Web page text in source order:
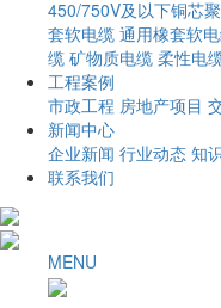
450/750V及以下铜芯
套软电缆 通用橡套软
缆 矿物质电缆 柔性电
工程案例
市政工程 房地产项目
新闻中心
企业新闻 行业动态 知
联系我们
MENU